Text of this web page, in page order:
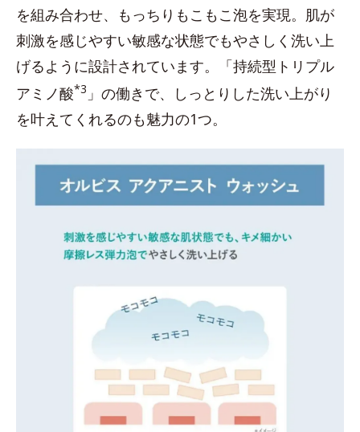
を組み合わせ、もっちりもこもこ泡を実現。肌が
刺激を感じやすい敏感な状態でもやさしく洗い上
げるように設計されています。「持続型トリプル
アミノ酸*3 」の働きで、しっとりした洗い上がり
を叶えてくれるのも魅力の1つ。